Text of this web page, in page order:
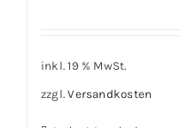
inkl. 19 % MwSt.
zzgl.Versandkosten